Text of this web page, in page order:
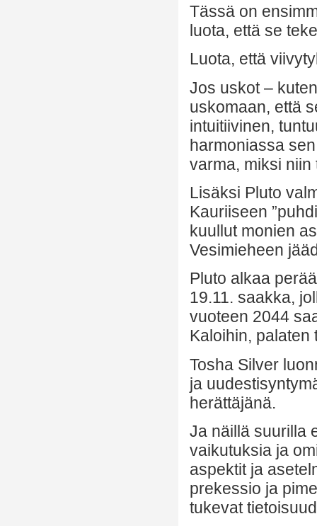
Tässä on
luota, että se
Luota, että
Jos uskot –
uskomaan, että
intuitiivinen,
harmoniassa
varma, miksi niin
Lisäksi Pluto
Kauriiseen
kuullut monien
Vesimieheen
Pluto alkaa
19.11. saakka,
vuoteen 2044
Kaloihin, palaten
Tosha Silver
ja
herättäjänä.
Ja näillä suurilla
vaikutuksia ja
aspektit ja
prekessio ja
tukevat